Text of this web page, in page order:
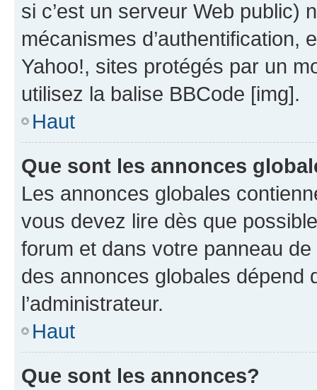
si c’est un serveur Web public)
mécanismes d’authentification,
Yahoo!, sites protégés par un
utilisez la balise BBCode [img].
Haut
Que sont les annonces
Les annonces globales
vous devez lire dès que
forum et dans votre panneau
des annonces globales dépend
l’administrateur.
Haut
Que sont les annonces?